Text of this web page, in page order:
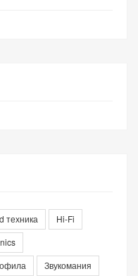
техника
Hi-Fi
Звукомания